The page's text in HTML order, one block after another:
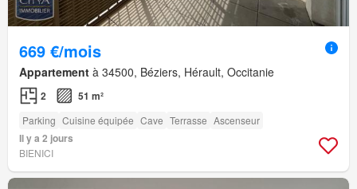
669 €/mois
Appartement à 34500, Béziers, Hérault, Occitanie
2 51 m²
Parking Cuisine équipée Cave Terrasse Ascenseur
Il y a 2 jours
BIENICI